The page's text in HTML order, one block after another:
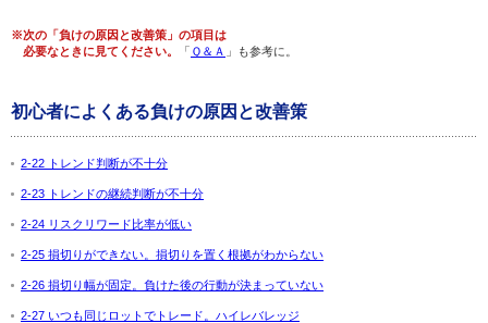
※次の「負けの原因と改善策」の項目は
必要なときに見てください。
「 Ｑ＆Ａ 」も参考に。
初心者によくある負けの原因と改善策
2-22 トレンド判断が不十分
2-23 トレンドの継続判断が不十分
2-24 リスクリワード比率が低い
2-25 損切りができない。損切りを置く根拠がわからない
2-26 損切り幅が固定。負けた後の行動が決まっていない
2-27 いつも同じロットでトレード。ハイレバレッジ